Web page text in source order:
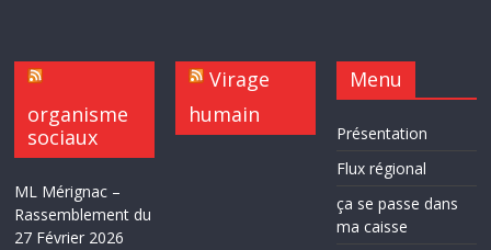
organisme
sociaux
ML Mérignac –
Rassemblement du
27 Février 2026
Virage
humain
Menu
Présentation
Flux régional
ça se passe dans
ma caisse